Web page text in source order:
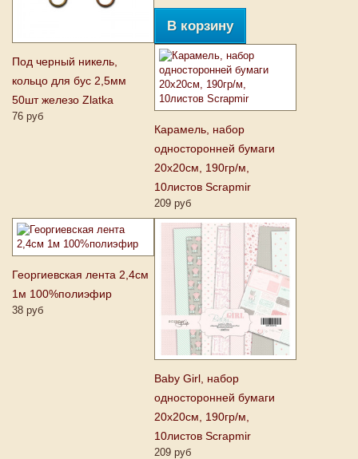
Под черный никель,
кольцо для бус 2,5мм
50шт железо Zlatka
76 руб
В корзину
Карамель, набор
односторонней бумаги
20х20см, 190гр/м,
10листов Scrapmir
209 руб
Георгиевская лента 2,4см
1м 100%полиэфир
38 руб
Baby Girl, набор
односторонней бумаги
20х20см, 190гр/м,
10листов Scrapmir
209 руб